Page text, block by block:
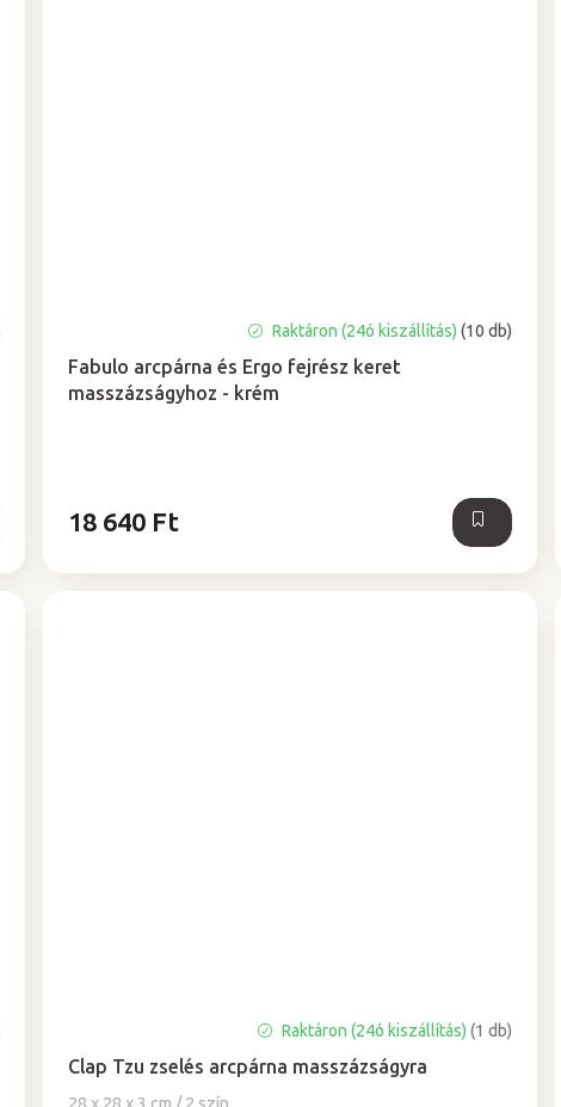
Fabulo arcpárna és Ergo fejrész keret
masszázságyhoz - krém
termék
átlagos
értékelése
Raktáron (24ó kiszállítás) (10 db)
18 640 Ft
Clap Tzu zselés arcpárna masszázságyra
termék
átlagos
értékelése
Raktáron (24ó kiszállítás) (1 db)